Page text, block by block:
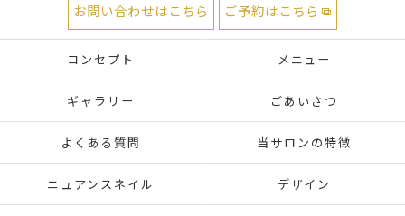
お問い合わせはこちら ご予約はこちら
コンセプト メニュー
ギャラリー ごあいさつ
よくある質問 当サロンの特徴
ニュアンスネイル デザイン